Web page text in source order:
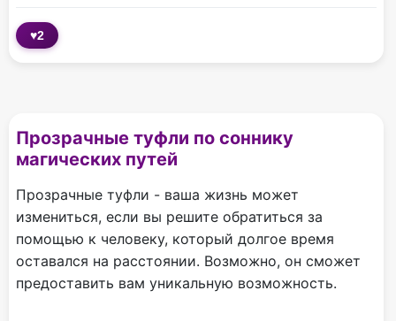
♥2
Прозрачные туфли по соннику
магических путей
Прозрачные туфли - ваша жизнь может
измениться, если вы решите обратиться за
помощью к человеку, который долгое время
оставался на расстоянии. Возможно, он сможет
предоставить вам уникальную возможность.